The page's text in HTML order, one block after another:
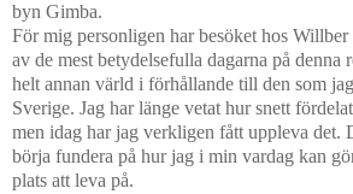
byn Gimba.
För mig personligen har besöket hos
av de mest betydelsefulla dagarna på denna
helt annan värld i förhållande till den som
Sverige. Jag har länge vetat hur snett
men idag har jag verkligen fått uppleva det.
börja fundera på hur jag i min vardag kan
plats att leva på.